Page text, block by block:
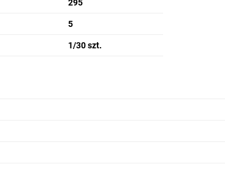
w budownictwie mieszkaniowym (mieszkania,
jednego licznika i rozdziału na do 11 obwodów
w pomieszczeniach suchych (ze względu na
295
5
1/30 szt.